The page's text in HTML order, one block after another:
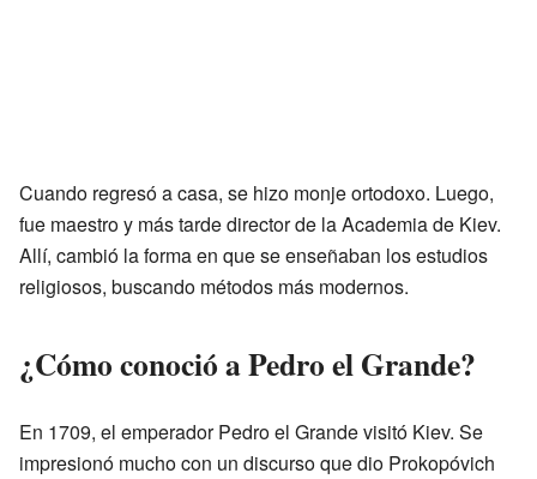
Cuando regresó a casa, se hizo monje ortodoxo. Luego,
fue maestro y más tarde director de la Academia de Kiev.
Allí, cambió la forma en que se enseñaban los estudios
religiosos, buscando métodos más modernos.
¿Cómo conoció a Pedro el Grande?
En 1709, el emperador Pedro el Grande visitó Kiev. Se
impresionó mucho con un discurso que dio Prokopóvich